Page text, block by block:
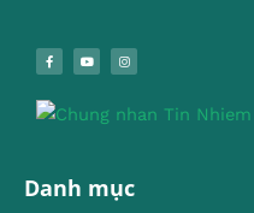
Danh mục